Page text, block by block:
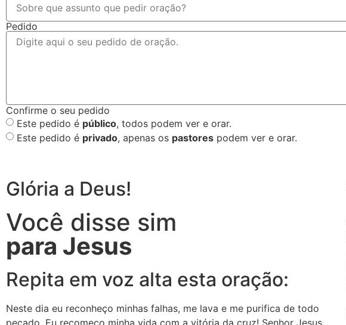
Pedido
Confirme o seu pedido
Este pedido é público, todos podem ver e orar.
Este pedido é privado, apenas os pastores podem ver e orar.
Glória a Deus!
Você disse sim
para Jesus
Repita em voz alta esta oração:
Neste dia eu reconheço minhas falhas, me lava e me purifica de todo
pecado. Eu recomeço minha vida com a vitória da cruz! Senhor Jesus